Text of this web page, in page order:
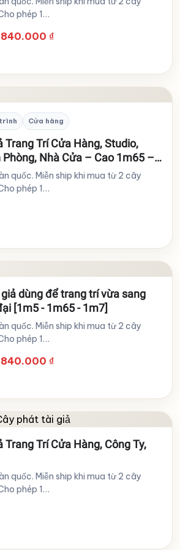
phép 1…
₫Khoảng
1.840.000 ₫
Cửa hàng
Trang Trí Cửa Hàng, Studio,
Phòng, Nhà Cửa – Cao 1m65 –
quốc. Miễn ship khi mua từ 2 cây
phép 1…
dùng để trang trí vừa sang
[1m5 - 1m65 - 1m7]
quốc. Miễn ship khi mua từ 2 cây
phép 1…
₫Khoảng
đến
Trang Trí Cửa Hàng, Công Ty,
quốc. Miễn ship khi mua từ 2 cây
phép 1…